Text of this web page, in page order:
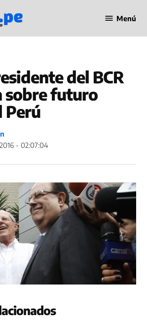
en Línea
Menú
del BCR
sobre futuro
Perú
- 02:07:04